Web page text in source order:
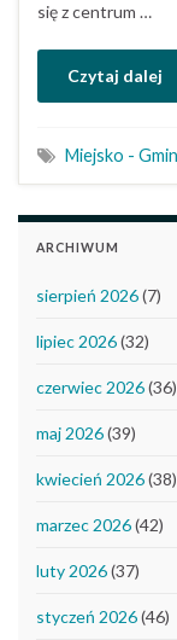
się z centrum …
Czytaj dalej
Miejsko -
ARCHIWUM
sierpień 2026(7)
lipiec 2026(32)
czerwiec 2026(36)
maj 2026(39)
kwiecień 2026(38)
marzec 2026(42)
luty 2026(37)
styczeń 2026(46)